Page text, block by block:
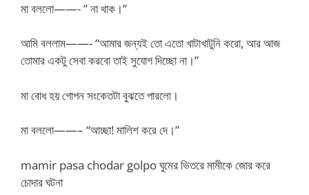
মা বললো——- ” না থাক।”
আমি বললাম——- “আমার জন্যই তো এতো খাটাখাটুনি করো, আর আজ
তোমার একটু সেবা করবো তাই সুযোগ দিচ্ছো না।”
মা বোধ হয় গোপন সংকেতটা বুঝতে পারলো।
মা বললো——– “আচ্ছা! মালিশ করে দে।”
mamir pasa chodar golpo ঘুমের ভিতরে মামীকে জোর করে
চোদার ঘটনা